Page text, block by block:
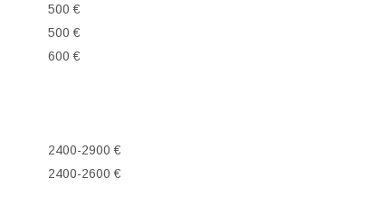
500 €
500 €
600 €
2400-2900 €
2400-2600 €